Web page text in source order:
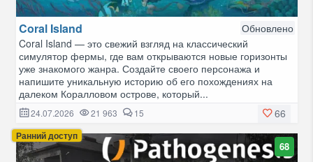
Coral Island
Обновлено
Coral Island — это свежий взгляд на классический
симулятор фермы, где вам открываются новые горизонты
уже знакомого жанра. Создайте своего персонажа и
напишите уникальную историю об его похождениях на
далеком Коралловом острове, который...
66
24.07.2026 21 963 15
Ранний доступ
68